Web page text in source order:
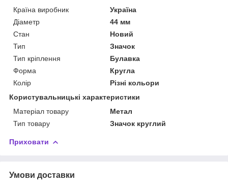
Країна виробник
Україна
Діаметр
44 мм
Стан
Новий
Тип
Значок
Тип кріплення
Булавка
Форма
Кругла
Колір
Різні кольори
Користувальницькі характеристики
Матеріал товару
Метал
Тип товару
Значок круглий
Приховати
Умови доставки